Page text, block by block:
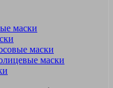
маски
маски
маски